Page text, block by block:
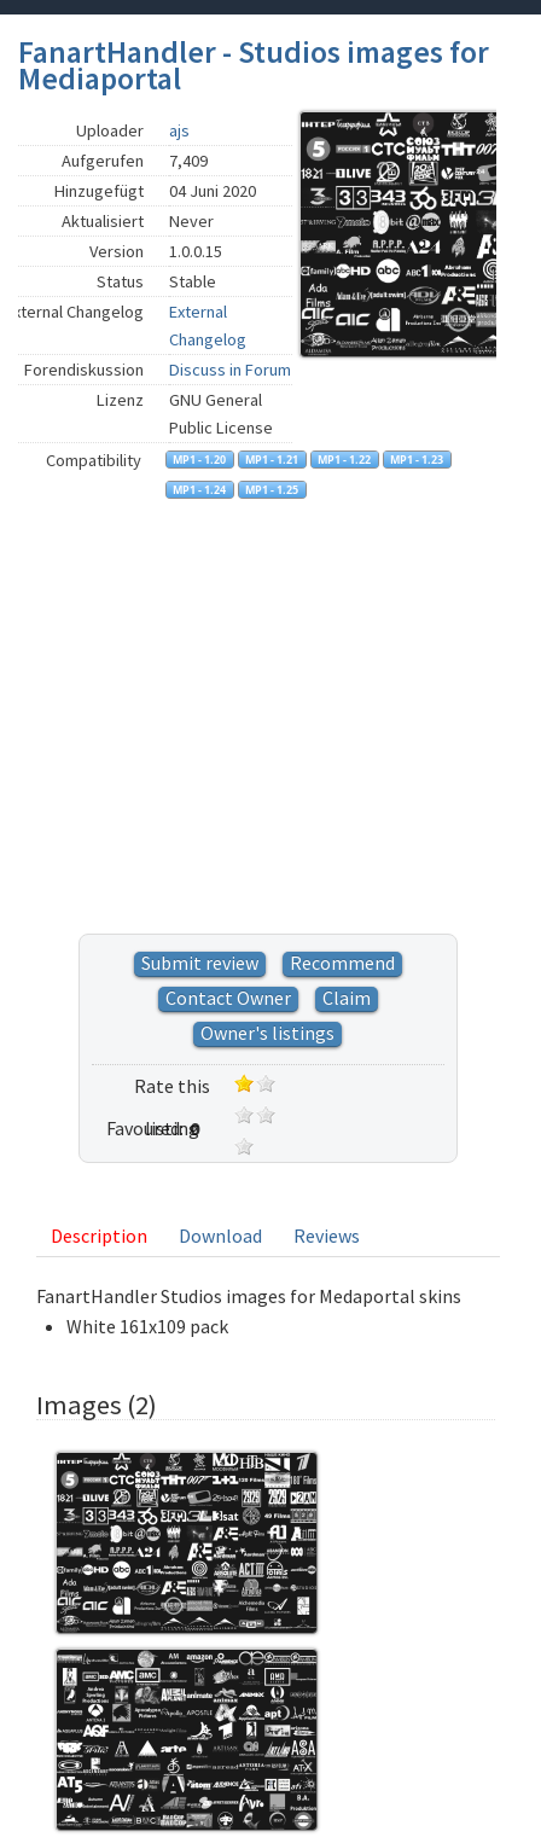
FanartHandler - Studios images for
Mediaportal
Uploader
ajs
Aufgerufen
7,409
Hinzugefügt
04 Juni 2020
Aktualisiert
Never
Version
1.0.0.15
Status
Stable
External Changelog
External
Changelog
Forendiskussion
Discuss in Forum
Lizenz
GNU General
Public License
Compatibility
Submit review
Recommend
Contact Owner
Claim
Owner's listings
Rate this
listing
Favoured: 0
Description Download Reviews
FanartHandler Studios images for Medaportal skins
White 161x109 pack
Images (2)